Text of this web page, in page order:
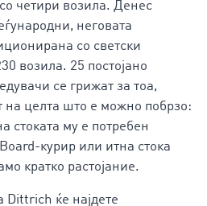
четири возила. Денес
неговата
со светски
возила. 25 постојано
се грижат за тоа,
на целта што е можно побрзо:
стоката му е потребен
курир или итна стока
кратко растојание.
Dittrich ќе најдете